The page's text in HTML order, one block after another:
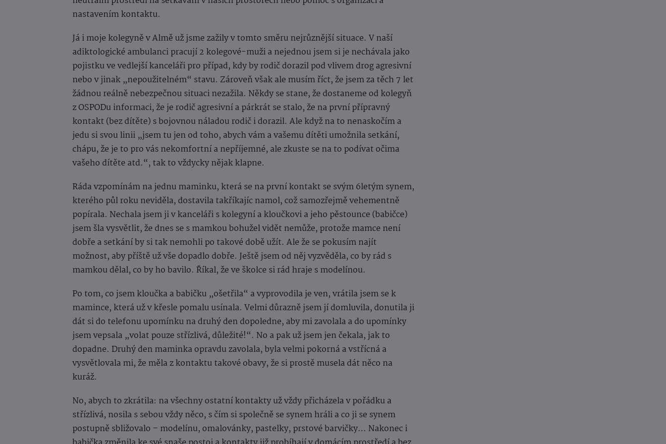
nastavením kontaktu.
Já i moje kolegyně v Almě už jsme zažily v tomto směru nejrůznější situace. V naší
adiktologické ambulanci pracují 2 kolegové-muži a nejednou jsem si je nechávala jako
pojistku ve vedlejší kanceláři pro případ, kdy by rodič dorazil pod vlivem drog agresivní
nebo v jinak „nepoužitelném“ stavu. Zároveň však ale musím říct, že jsem za těch 7 let
žádnou reálně nebezpečnou situaci nezažila. Někdy se stane, že dostaneme od kolegyň
z OSPODu informaci, že je rodič agresivní a párkrát se stalo, že na první přípravný
kontakt (bez dítěte) s bojovnou náladou rodič i dorazil. Ale když na to nenaskočím a
jedu si svou linii „jsem tu jen od toho, abych vám a vašemu dítěti umožnila setkání,
chápu, že je to pro vás nekomfortní a nepříjemné, ale zkuste se na to podívat očima
vašeho dítěte atd.“, tak to vždycky nějak klapne.
Ráda vzpomínám na jednu maminku, která se na první kontakt se svým 6letým synem,
kterého půl roku neviděla, dostavila takříkajíc namol, což samozřejmě vehementně
popírala. Nechala jsem ji v kanceláři s kolegyní a kloučkovi a jeho pěstounce (babičce)
jsem šla vysvětlit, že dnes se s mamkou bohužel vidět nemůže, protože mamce není
dobře a setkání by si tak nemohli po takové době užít. Ale že se pokusím najít
možnost, aby příště už vše dopadlo dobře. Ještě jsem od něj vyzvěděla, co by rád s
mamkou dělal, co by ho bavilo. Říkal, že ve školce si rád hraje s modelínou.
Po tom, co jsem kloučka a babičku „ošetřila“ a vyprovodila je ven, vrátila jsem se k
mamince, která už v křesle pomalu usínala. Velmi důrazně jsem jí domluvila, donutila ji
dát si do telefonu upomínku na druhý den dopoledne, aby mi zavolala a do upomínky
jsem vepsala „volat pouze střízlivá, důležité!“. No a pak už jsem jen čekala, jak to
dopadne. Druhý den maminka opravdu zavolala, byla velmi pokorná a vstřícná a
vysvětlovala mi, že měla z kontaktu takové obavy, že si prostě musela dát něco na
kuráž.
No, abych to zkrátila: na všechny ostatní kontakty už vždy přicházela v pořádku a
střízlivá, nosila s sebou vždy něco, s čím si společně se synem hráli a co ji se synem
postupně sbližovalo – modelínu, omalovánky, pastelky, prstové barvičky… Nakonec i